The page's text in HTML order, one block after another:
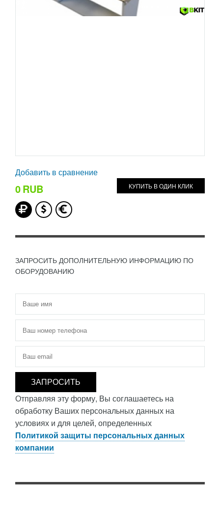
Добавить в сравнение
0RUB КУПИТЬ В ОДИН КЛИК
ЗАПРОСИТЬ ДОПОЛНИТЕЛЬНУЮ ИНФОРМАЦИЮ ПО
ОБОРУДОВАНИЮ
Имя
Телефон
Электронная почта
Отправляя эту форму, Вы соглашаетесь на
обработку Ваших персональных данных на
условиях и для целей, определенных
Политикой защиты персональных данных
компании